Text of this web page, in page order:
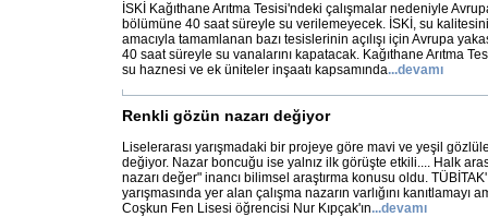
İSKİ Kağıthane Arıtma Tesisi'ndeki çalışmalar nedeniyle
bölümüne 40 saat süreyle su verilemeyecek. İSKİ, su
amacıyla tamamlanan bazı tesislerinin açılışı için Avrupa
40 saat süreyle su vanalarını kapatacak. Kağıthane Arıtma
su haznesi ve ek üniteler inşaatı kapsamında...devamı
Renkli gözün nazarı değiyor
Liselerarası yarışmadaki bir projeye göre mavi ve yeşil
değiyor. Nazar boncuğu ise yalnız ilk görüşte etkili.... Halk
nazarı değer" inancı bilimsel araştırma konusu oldu.
yarışmasında yer alan çalışma nazarın varlığını kanıtlamayı
Coşkun Fen Lisesi öğrencisi Nur Kıpçak'ın...devamı